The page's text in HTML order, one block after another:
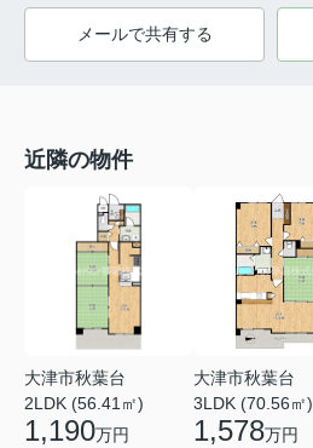
メールで共有する
近隣の物件
大津市秋葉台
2LDK (56.41㎡)
1,190万円
大津市秋葉台
3LDK (70.56㎡)
1,578万円